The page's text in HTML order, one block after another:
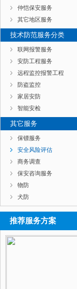
仲恺保安服务
其它地区服务
技术防范服务分类
联网报警服务
安防工程服务
远程监控报警工程
防盗监控
家居安防
智能安检
其它服务
保镖服务
安全风险评估
商务调查
保安咨询服务
物防
犬防
推荐服务方案